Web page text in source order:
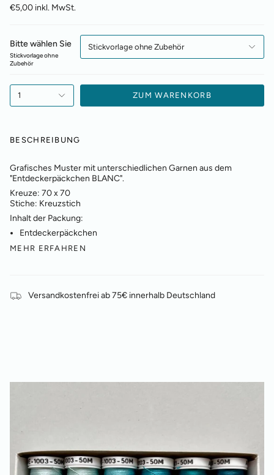
€5,00 inkl. MwSt.
Bitte wählen Sie
Stickvorlage ohne
Zubehör
Stickvorlage ohne Zubehör
1 ZUM WARENKORB
BESCHREIBUNG
Grafisches Muster mit unterschiedlichen Garnen aus dem
"Entdeckerpäckchen BLANC".
Kreuze: 70 x 70
Stiche: Kreuzstich
Inhalt der Packung:
Entdeckerpäckchen
MEHR ERFAHREN
Versandkostenfrei ab 75€ innerhalb Deutschland